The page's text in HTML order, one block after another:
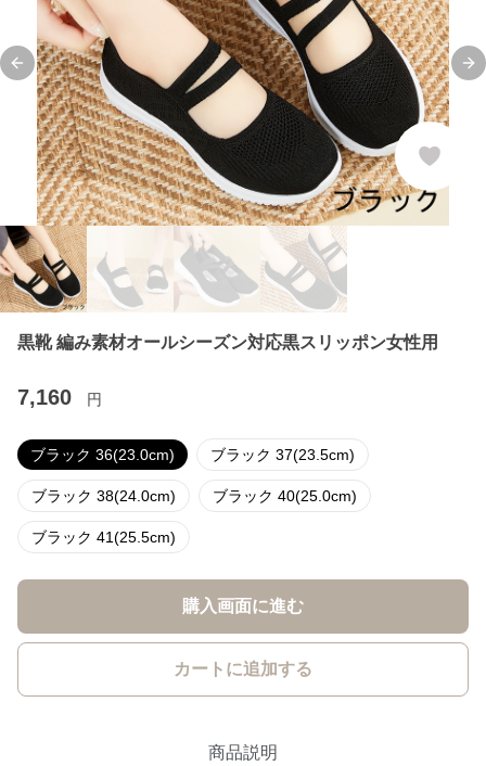
Previous slide
黒靴 編み素材オールシーズン対応黒スリッポン女性用
7,160 円
ブラック 36(23.0cm) ブラック 37(23.5cm)
ブラック 38(24.0cm) ブラック 40(25.0cm)
ブラック 41(25.5cm)
購入画面に進む
カートに追加する
商品説明